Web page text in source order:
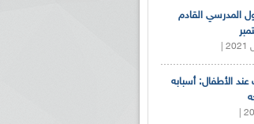
المدرسي القادم
عند الأطفال: أسبابه